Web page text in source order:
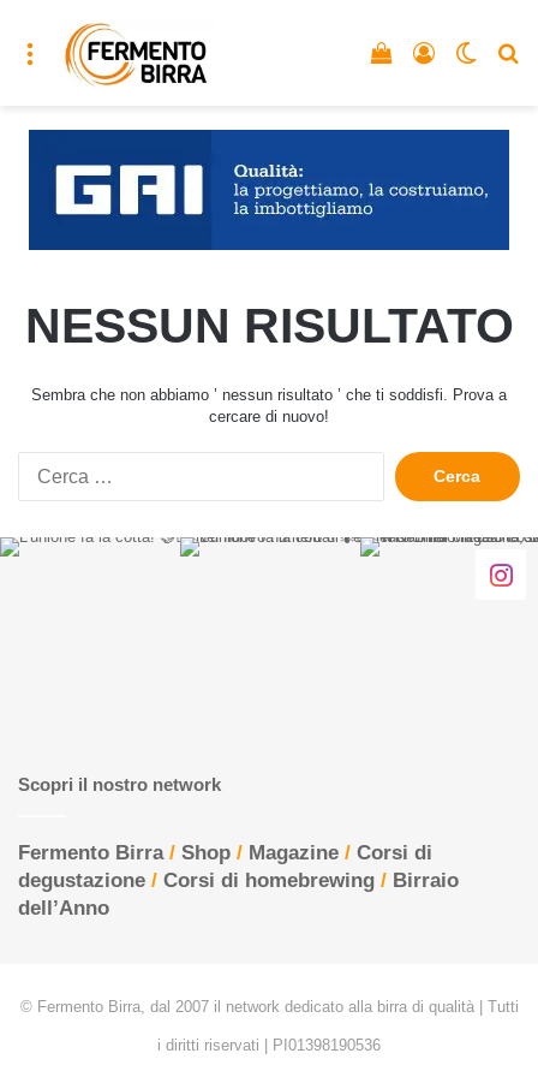
Menu Accedi
Vedi il carrello
NESSUN RISULTATO
Sembra che non abbiamo ’ nessun risultato ’ che ti soddisfi. Prova a
cercare di nuovo!
Ricerca
per:
Scopri il nostro network
Fermento Birra/ Shop / Magazine / Corsi di
degustazione / Corsi di homebrewing / Birraio
dell’Anno
© Fermento Birra, dal 2007 il network dedicato alla birra di qualità | Tutti
i diritti riservati | PI01398190536